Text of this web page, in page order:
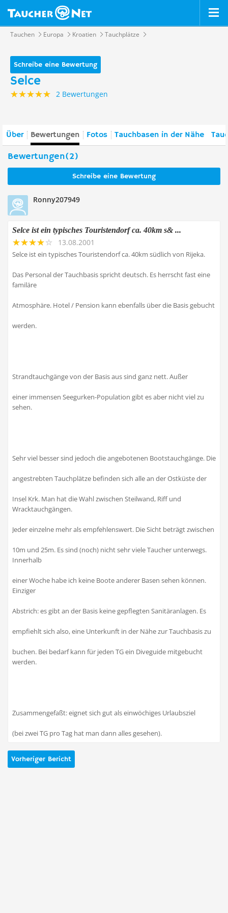
Tauchen Europa Kroatien Tauchplätze
Schreibe eine Bewertung
Selce
2 Bewertungen
Über Bewertungen Fotos Tauchbasen in der Nähe
Bewertungen(2)
Schreibe eine Bewertung
Ronny207949
Selce ist ein typisches Touristendorf ca. 40km s& ...
13.08.2001
Selce ist ein typisches Touristendorf ca. 40km südlich von Rijeka.
Das Personal der Tauchbasis spricht deutsch. Es herrscht fast eine
familäre
Atmosphäre. Hotel / Pension kann ebenfalls über die Basis gebucht
werden.
Strandtauchgänge von der Basis aus sind ganz nett. Außer
einer immensen Seegurken-Population gibt es aber nicht viel zu
sehen.
Sehr viel besser sind jedoch die angebotenen Bootstauchgänge. Die
angestrebten Tauchplätze befinden sich alle an der Ostküste der
Insel Krk. Man hat die Wahl zwischen Steilwand, Riff und
Wracktauchgängen.
Jeder einzelne mehr als empfehlenswert. Die Sicht beträgt zwischen
10m und 25m. Es sind (noch) nicht sehr viele Taucher unterwegs.
Innerhalb
einer Woche habe ich keine Boote anderer Basen sehen können.
Einziger
Abstrich: es gibt an der Basis keine gepflegten Sanitäranlagen. Es
empfiehlt sich also, eine Unterkunft in der Nähe zur Tauchbasis zu
buchen. Bei bedarf kann für jeden TG ein Diveguide mitgebucht
werden.
Zusammengefaßt: eignet sich gut als einwöchiges Urlaubsziel
(bei zwei TG pro Tag hat man dann alles gesehen).
Vorheriger Bericht